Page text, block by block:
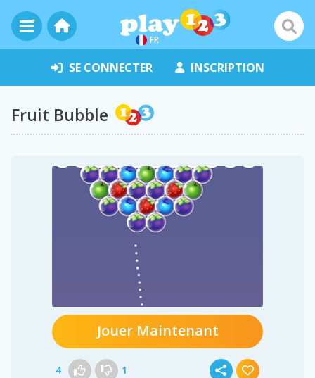
FR
SE CONNECTER INSCRIPTION
Fruit Bubble
Jouer Maintenant
4 1